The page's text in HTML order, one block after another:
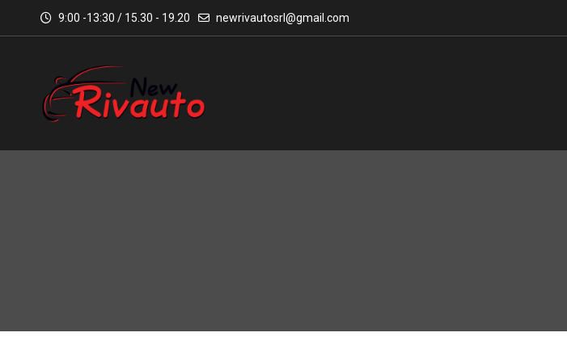
9:00 -13:30 / 15.30 - 19.20 newrivautosrl@gmail.com